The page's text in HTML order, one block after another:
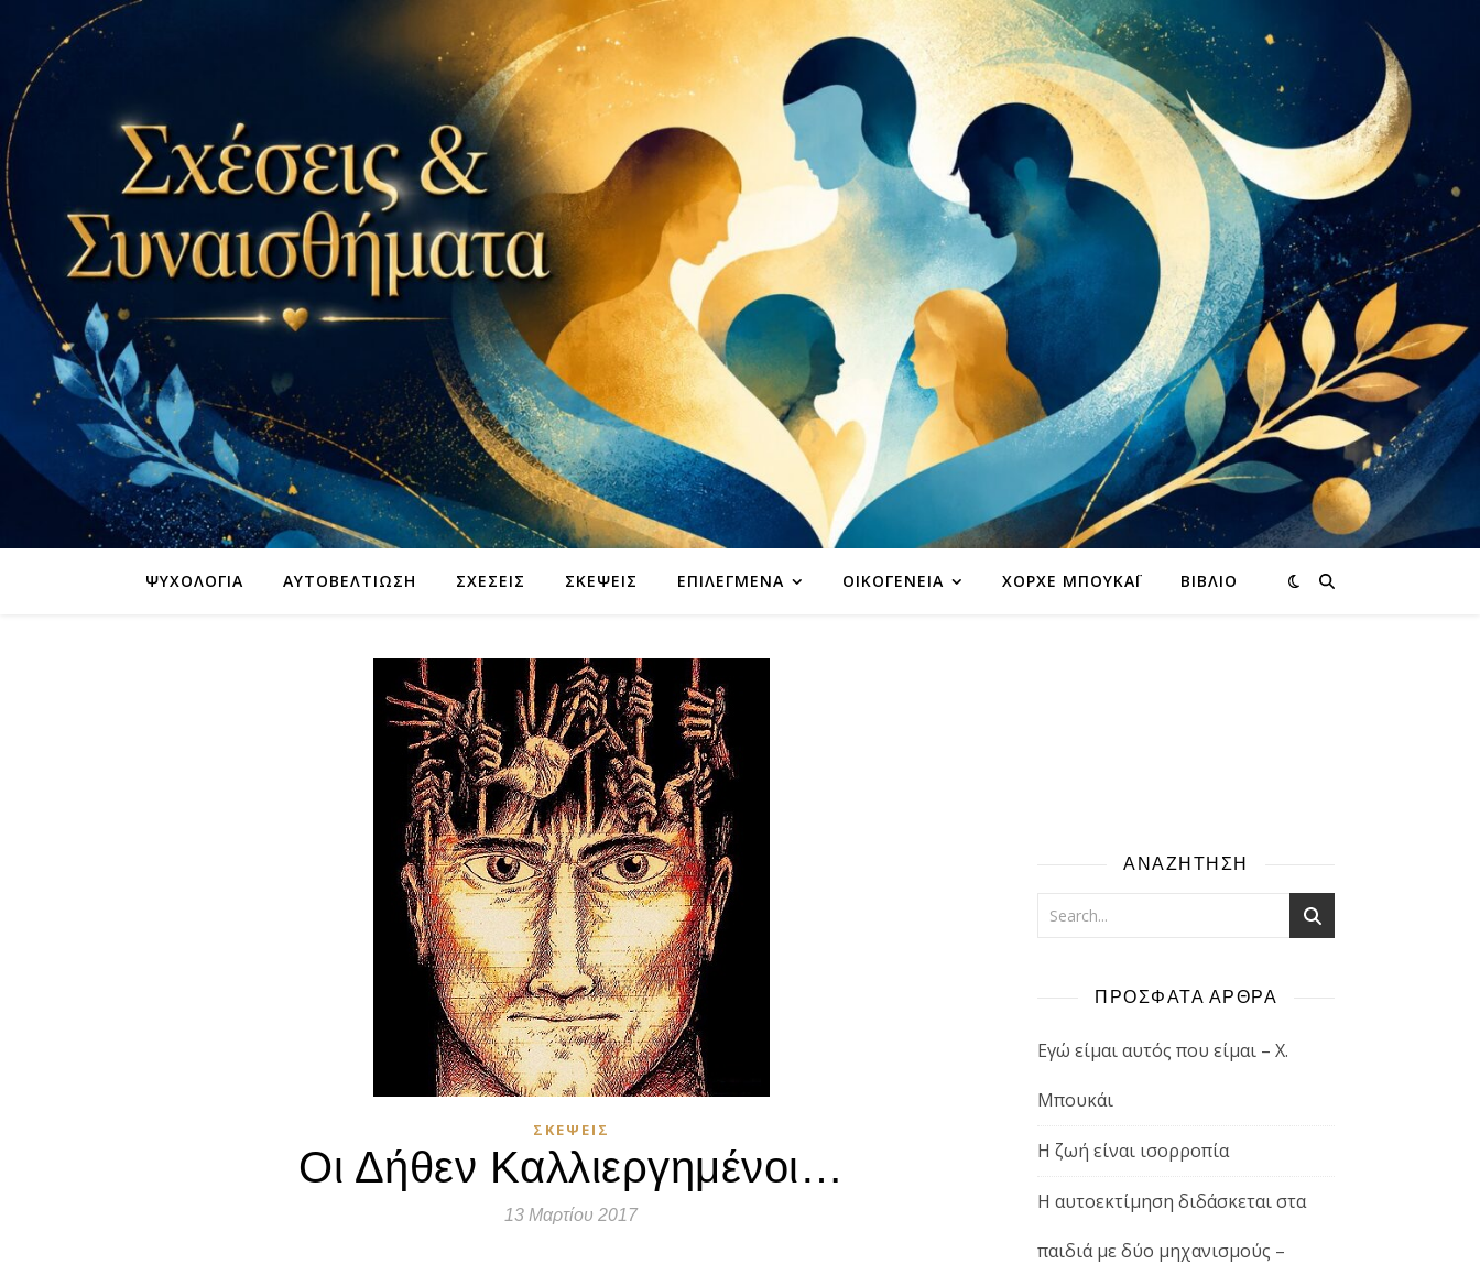
ΨΥΧΟΛΟΓΊΑ ΑΥΤΟΒΕΛΤΊΩΣΗ ΣΧΈΣΕΙΣ ΣΚΈΨΕΙΣ ΕΠΙΛΕΓΜΈΝΑ ΟΙΚΟΓΈΝΕΙΑ ΧΌΡΧΕ ΜΠΟΥΚΆΙ ΒΙΒΛΊΟ
ΣΚΈΨΕΙΣ
Οι Δήθεν Καλλιεργημένοι…
13 Μαρτίου 2017
ΑΝΑΖΗΤΗΣΗ
ΠΡΟΣΦΑΤΑ ΑΡΘΡΑ
Εγώ είμαι αυτός που είμαι – Χ.
Μπουκάι
Η ζωή είναι ισορροπία
Η αυτοεκτίμηση διδάσκεται στα
παιδιά με δύο μηχανισμούς –